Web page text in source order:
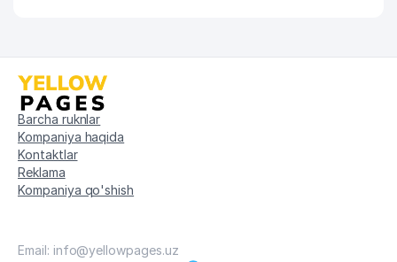
Barcha ruknlar
Kompaniya haqida
Kontaktlar
Reklama
Kompaniya qo'shish
Email: info@yellowpages.uz